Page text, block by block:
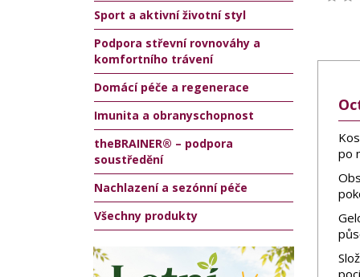
Sport a aktivní životní styl
Podpora střevní rovnováhy a
komfortního trávení
Domácí péče a regenerace
Imunita a obranyschopnost
theBRAINER® – podpora
soustředění
Nachlazení a sezónní péče
Všechny produkty
po